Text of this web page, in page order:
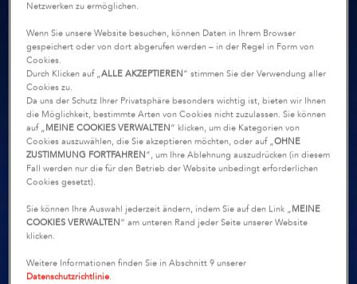
Netzwerken zu ermöglichen.
Wenn Sie unsere Website besuchen, können Daten in Ihrem Browser
gespeichert oder von dort abgerufen werden – in der Regel in Form von
Cookies.
Durch Klicken auf „ALLE AKZEPTIEREN“ stimmen Sie der Verwendung aller
Cookies zu.
Da uns der Schutz Ihrer Privatsphäre besonders wichtig ist, bieten wir Ihnen
die Möglichkeit, bestimmte Arten von Cookies nicht zuzulassen. Sie können
auf „MEINE COOKIES VERWALTEN“ klicken, um die Kategorien von
Cookies auszuwählen, die Sie akzeptieren möchten, oder auf „OHNE
ZUSTIMMUNG FORTFAHREN“, um Ihre Ablehnung auszudrücken (in diesem
Fall werden nur die für den Betrieb der Website unbedingt erforderlichen
Cookies gesetzt).
Sie können Ihre Auswahl jederzeit ändern, indem Sie auf den Link „MEINE
COOKIES VERWALTEN“ am unteren Rand jeder Seite unserer Website
klicken.
Weitere Informationen finden Sie in Abschnitt 9 unserer
Datenschutzrichtlinie.